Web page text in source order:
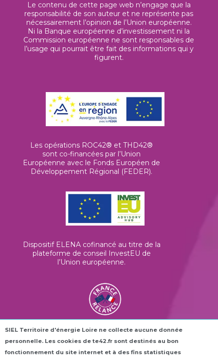
Le contenu de cette page web n’engage que la
responsabilité de son auteur et ne représente pas
nécessairement l’opinion de l’Union européenne.
Ni la Banque européenne d’investissement ni la
Commission européenne ne sont responsables de
l’usage qui pourrait être fait des informations qui y
figurent.
Les opérations ROC42® et THD42®
sont co-financées par l’Union
Européenne avec le Fonds Européen de
Développement Régional (FEDER).
Dispositif ELENA cofinancé au titre de la
plateforme de conseil InvestEU de
l’Union européenne.
Les horloges connectées ROC42® sont
financées dans le cadre du plan France
Relance.
SIEL Territoire d'énergie Loire ne collecte aucune donnée
personnelle. Les cookies de te42.fr sont destinés au bon
fonctionnement du site internet et à des fins statistiques